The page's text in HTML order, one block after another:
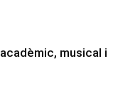
musical i